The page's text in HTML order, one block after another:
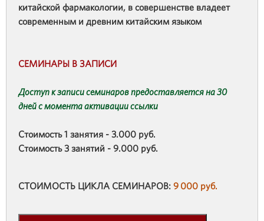
китайской фармакологии, в совершенстве владеет
современным и древним китайским языком
СЕМИНАРЫ В ЗАПИСИ
Доступ к записи семинаров предоставляется на 30
дней с момента активации ссылки
Стоимость 1 занятия - 3.000 руб.
Стоимость 3 занятий - 9.000 руб.
СТОИМОСТЬ ЦИКЛА СЕМИНАРОВ: 9 000 руб.